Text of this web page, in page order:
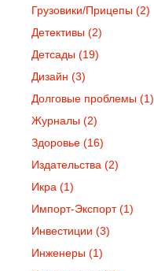
Грузовики/Прицепы (2)
Детективы (2)
Детсады (19)
Дизайн (3)
Долговые проблемы (1)
Журналы (2)
Здоровье (16)
Издательства (2)
Икра (1)
Импорт-Экспорт(1)
Инвестиции (3)
Инженеры (1)